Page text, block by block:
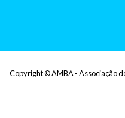
Copyright © AMBA - Associação